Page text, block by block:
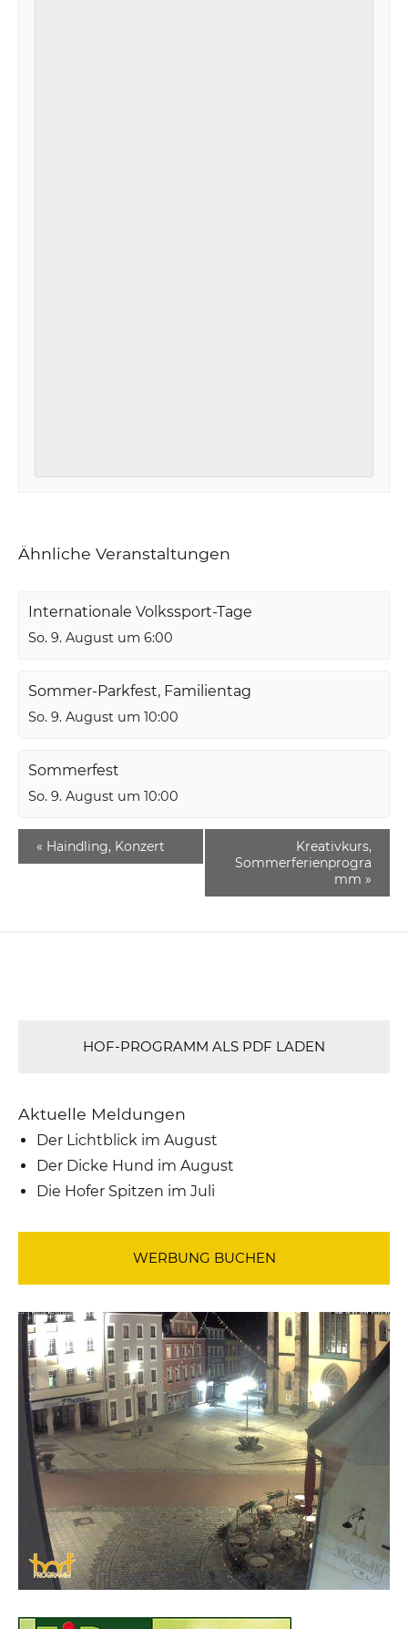
Ähnliche Veranstaltungen
Internationale Volkssport-Tage
So. 9. August um 6:00
Sommer-Parkfest, Familientag
So. 9. August um 10:00
Sommerfest
So. 9. August um 10:00
« Haindling, Konzert
Kreativkurs,
Sommerferienprogra
mm »
HOF-PROGRAMM ALS PDF LADEN
Aktuelle Meldungen
Der Lichtblick im August
Der Dicke Hund im August
Die Hofer Spitzen im Juli
WERBUNG BUCHEN